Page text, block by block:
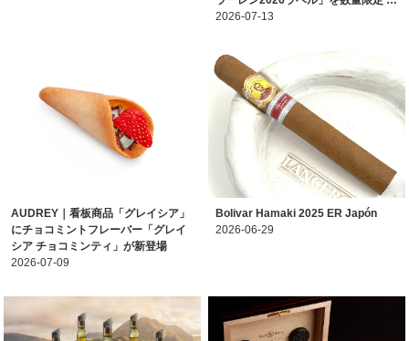
2026-07-13
AUDREY｜看板商品「グレイシア」
にチョコミントフレーバー「グレイ
シア チョコミンティ」が新登場
2026-07-09
Bolivar Hamaki 2025 ER Japón
2026-06-29